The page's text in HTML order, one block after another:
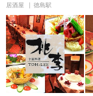
居酒屋 徳島駅